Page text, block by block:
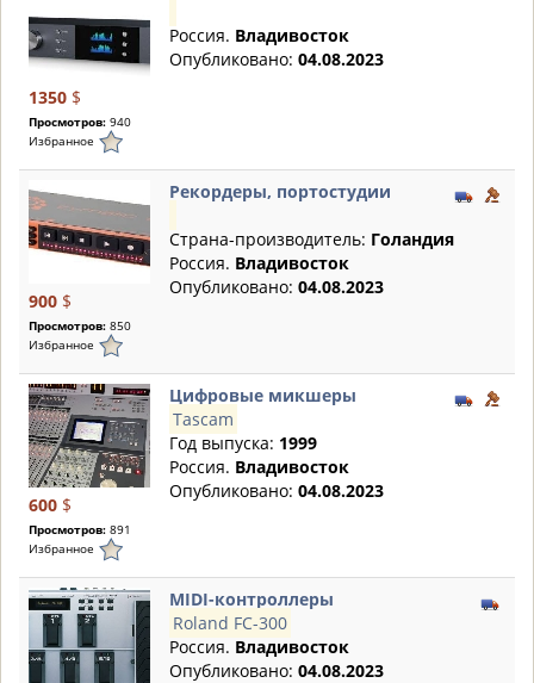
1350 $
Просмотров: 940
Избранное
Россия. Владивосток
Опубликовано: 04.08.2023
900 $
Просмотров: 850
Избранное
Рекордеры, портостудии
Страна-производитель: Голандия
Россия. Владивосток
Опубликовано: 04.08.2023
600 $
Просмотров: 891
Избранное
Цифровые микшеры
Tascam
Год выпуска: 1999
Россия. Владивосток
Опубликовано: 04.08.2023
MIDI-контроллеры
Roland FC-300
Россия. Владивосток
Опубликовано: 04.08.2023